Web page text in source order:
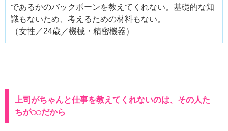
であるかのバックボーンを教えてくれない。基礎的な知
識もないため、考えるための材料もない。
（女性／24歳／機械・精密機器）
上司がちゃんと仕事を教えてくれないのは、その人た
ちが◯◯だから